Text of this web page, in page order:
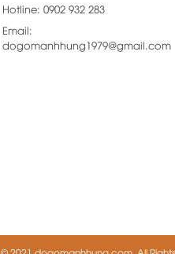
Hotline: 0902 932 283
Email:
dogomanhhung1979@gmail.com